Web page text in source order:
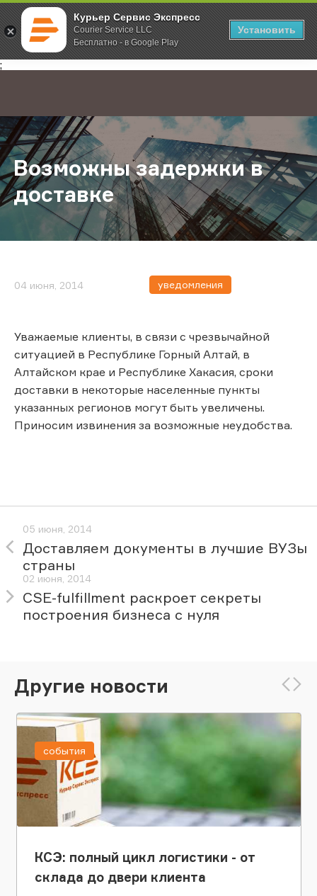
Курьер Сервис Экспресс
Courier Service LLC
Бесплатно - в Google Play
Установить
;
Главная О компании Новости Возможны задержки в доставке
Возможны задержки в
доставке
04 июня, 2014 уведомления
Уважаемые клиенты, в связи с чрезвычайной
ситуацией в Республике Горный Алтай, в
Алтайском крае и Республике Хакасия, сроки
доставки в некоторые населенные пункты
указанных регионов могут быть увеличены.
Приносим извинения за возможные неудобства.
05 июня, 2014
Доставляем документы в лучшие ВУЗы
страны
02 июня, 2014
CSE-fulfillment раскроет секреты
построения бизнеса с нуля
Другие новости
КСЭ: полный цикл логистики - от
склада до двери клиента
события